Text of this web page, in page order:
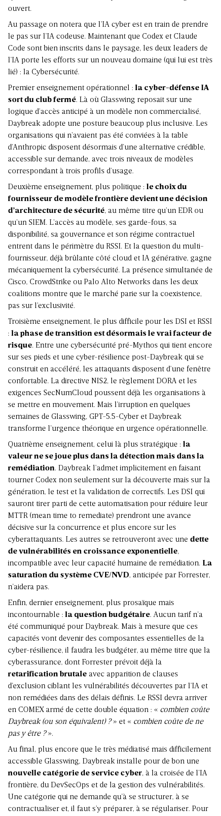
ouvert.
Au passage on notera que l’IA cyber est en train de prendre
le pas sur l’IA codeuse. Maintenant que Codex et Claude
Code sont bien inscrits dans le paysage, les deux leaders de
l’IA porte les efforts sur un nouveau domaine (qui lui est très
lié) : la Cybersécurité.
Premier enseignement opérationnel : la cyber-défense IA
sort du club fermé. Là où Glasswing reposait sur une
logique d’accès anticipé à un modèle non commercialisé,
Daybreak adopte une posture beaucoup plus inclusive. Les
organisations qui n’avaient pas été conviées à la table
d’Anthropic disposent désormais d’une alternative crédible,
accessible sur demande, avec trois niveaux de modèles
correspondant à trois profils d’usage.
Deuxième enseignement, plus politique : le choix du
fournisseur de modèle frontière devient une décision
d’architecture de sécurité, au même titre qu’un EDR ou
qu’un SIEM. L’accès au modèle, ses garde-fous, sa
disponibilité, sa gouvernance et son régime contractuel
entrent dans le périmètre du RSSI. Et la question du multi-
fournisseur, déjà brûlante côté cloud et IA générative, gagne
mécaniquement la cybersécurité. La présence simultanée de
Cisco, CrowdStrike ou Palo Alto Networks dans les deux
coalitions montre que le marché parie sur la coexistence,
pas sur l’exclusivité.
Troisième enseignement, le plus difficile pour les DSI et RSSI
: la phase de transition est désormais le vrai facteur de
risque. Entre une cybersécurité pré-Mythos qui tient encore
sur ses pieds et une cyber-résilience post-Daybreak qui se
construit en accéléré, les attaquants disposent d’une fenêtre
confortable. La directive NIS2, le règlement DORA et les
exigences SecNumCloud poussent déjà les organisations à
se mettre en mouvement. Mais l’irruption en quelques
semaines de Glasswing, GPT-5.5-Cyber et Daybreak
transforme l’urgence théorique en urgence opérationnelle.
Quatrième enseignement, celui là plus stratégique : la
valeur ne se joue plus dans la détection mais dans la
remédiation. Daybreak l’admet implicitement en faisant
tourner Codex non seulement sur la découverte mais sur la
génération, le test et la validation de correctifs. Les DSI qui
sauront tirer parti de cette automatisation pour réduire leur
MTTR (mean time to remediate) prendront une avance
décisive sur la concurrence et plus encore sur les
cyberattaquants. Les autres se retrouveront avec une dette
de vulnérabilités en croissance exponentielle,
incompatible avec leur capacité humaine de remédiation. La
saturation du système CVE/NVD, anticipée par Forrester,
n’aidera pas.
Enfin, dernier enseignement, plus prosaïque mais
incontournable : la question budgétaire. Aucun tarif n’a
été communiqué pour Daybreak. Mais à mesure que ces
capacités vont devenir des composantes essentielles de la
cyber-résilience, il faudra les budgéter, au même titre que la
cyberassurance, dont Forrester prévoit déjà la
retarification brutale avec apparition de clauses
d’exclusion ciblant les vulnérabilités découvertes par l’IA et
non remédiées dans des délais définis. Le RSSI devra arriver
en COMEX armé de cette double équation : « combien coûte
Daybreak (ou son équivalent) ?» et « combien coûte de ne
pas y être ?».
Au final, plus encore que le très médiatisé mais difficilement
accessible Glasswing, Daybreak installe pour de bon une
nouvelle catégorie de service cyber, à la croisée de l’IA
frontière, du DevSecOps et de la gestion des vulnérabilités.
Une catégorie qui ne demande qu’à se structurer, à se
contractualiser et, il faut s’y préparer, à se régulariser. Pour